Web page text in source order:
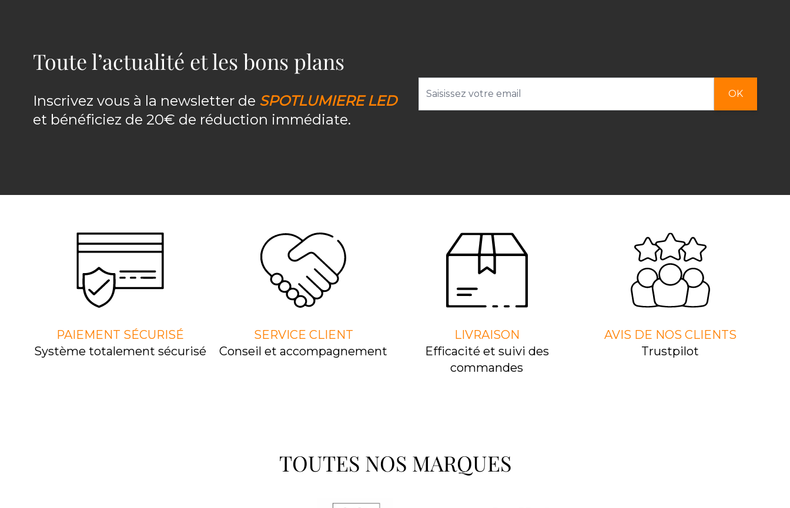
Toute l’actualité et les bons plans
Inscrivez vous à la newsletter de SPOTLUMIERE LED
et bénéficiez de 20€ de réduction immédiate.
OK
PAIEMENT SÉCURISÉ
Système totalement sécurisé
SERVICE CLIENT
Conseil et accompagnement
LIVRAISON
Efﬁcacité et suivi des
commandes
AVIS DE NOS CLIENTS
Trustpilot
TOUTES NOS MARQUES